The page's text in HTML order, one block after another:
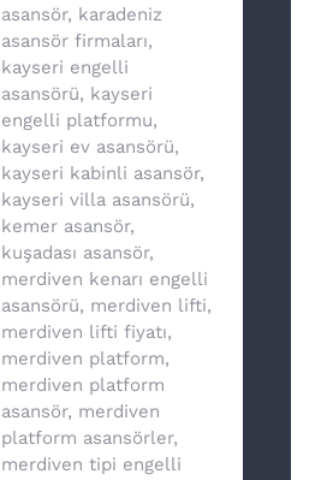
asansör, karadeniz
asansör firmaları,
kayseri engelli
asansörü, kayseri
engelli platformu,
kayseri ev asansörü,
kayseri kabinli asansör,
kayseri villa asansörü,
kemer asansör,
kuşadası asansör,
merdiven kenarı engelli
asansörü, merdiven lifti,
merdiven lifti fiyatı,
merdiven platform,
merdiven platform
asansör, merdiven
platform asansörler,
merdiven tipi engelli